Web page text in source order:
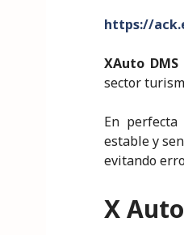
https://
XAuto DMS
sector
En
estable y
evitando
X